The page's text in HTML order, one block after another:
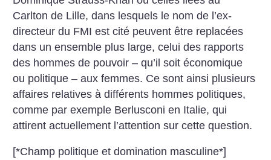
Carlton de Lille, dans lesquels le nom de l’ex-
directeur du FMI est cité peuvent être replacées
dans un ensemble plus large, celui des rapports
des hommes de pouvoir – qu’il soit économique
ou politique – aux femmes. Ce sont ainsi plusieurs
affaires relatives à différents hommes politiques,
comme par exemple Berlusconi en Italie, qui
attirent actuellement l’attention sur cette question.
[*Champ politique et domination masculine*]